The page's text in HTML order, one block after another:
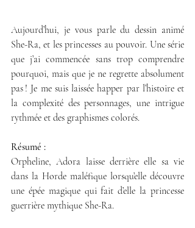
Aujourd’hui, je vous parle du dessin animé
She-Ra, et les princesses au pouvoir. Une série
que j’ai commencée sans trop comprendre
pourquoi, mais que je ne regrette absolument
pas ! Je me suis laissée happer par l’histoire et
la complexité des personnages, une intrigue
rythmée et des graphismes colorés.
Résumé :
Orpheline, Adora laisse derrière elle sa vie
dans la Horde maléfique lorsqu’elle découvre
une épée magique qui fait d’elle la princesse
guerrière mythique She-Ra.